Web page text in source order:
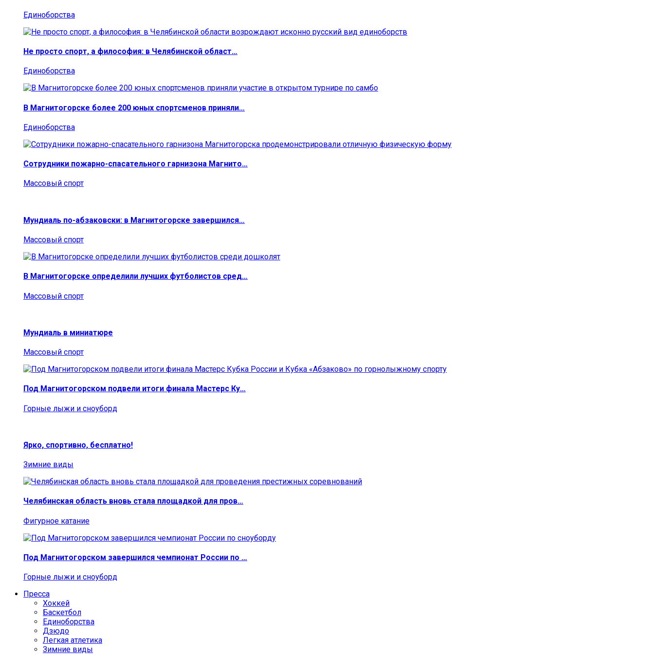
Единоборства
Не просто спорт, а философия: в Челябинской област…
Единоборства
В Магнитогорске более 200 юных спортсменов приняли…
Единоборства
Сотрудники пожарно-спасательного гарнизона Магнито…
Массовый спорт
Мундиаль по-абзаковски: в Магнитогорске завершился…
Массовый спорт
В Магнитогорске определили лучших футболистов сред…
Массовый спорт
Мундиаль в миниатюре
Массовый спорт
Под Магнитогорском подвели итоги финала Мастерс Ку…
Горные лыжи и сноуборд
Ярко, спортивно, бесплатно!
Зимние виды
Челябинская область вновь стала площадкой для пров…
Фигурное катание
Под Магнитогорском завершился чемпионат России по …
Горные лыжи и сноуборд
Пресса
Хоккей
Баскетбол
Единоборства
Дзюдо
Легкая атлетика
Зимние виды